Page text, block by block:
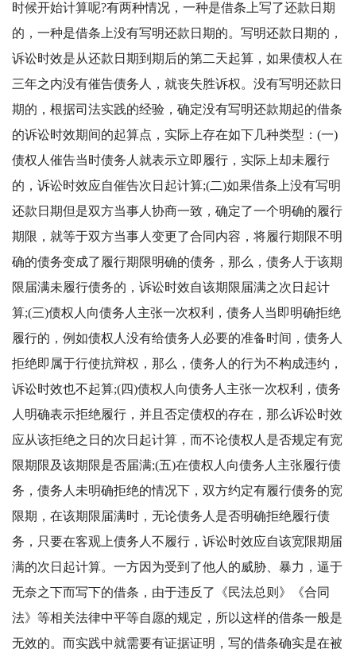
时候开始计算呢?有两种情况，一种是借条上写了还款日期
的，一种是借条上没有写明还款日期的。写明还款日期的，
诉讼时效是从还款日期到期后的第二天起算，如果债权人在
三年之内没有催告债务人，就丧失胜诉权。没有写明还款日
期的，根据司法实践的经验，确定没有写明还款期起的借条
的诉讼时效期间的起算点，实际上存在如下几种类型： (一)
债权人催告当时债务人就表示立即履行，实际上却未履行
的，诉讼时效应自催告次日起计算;(二)如果借条上没有写明
还款日期但是双方当事人协商一致，确定了一个明确的履行
期限，就等于双方当事人变更了合同内容，将履行期限不明
确的债务变成了履行期限明确的债务，那么，债务人于该期
限届满未履行债务的，诉讼时效自该期限届满之次日起计
算;(三)债权人向债务人主张一次权利，债务人当即明确拒绝
履行的，例如债权人没有给债务人必要的准备时间，债务人
拒绝即属于行使抗辩权，那么，债务人的行为不构成违约，
诉讼时效也不起算;(四)债权人向债务人主张一次权利，债务
人明确表示拒绝履行，并且否定债权的存在，那么诉讼时效
应从该拒绝之日的次日起计算，而不论债权人是否规定有宽
限期限及该期限是否届满;(五)在债权人向债务人主张履行债
务，债务人未明确拒绝的情况下，双方约定有履行债务的宽
限期，在该期限届满时，无论债务人是否明确拒绝履行债
务，只要在客观上债务人不履行，诉讼时效应自该宽限期届
满的次日起计算。一方因为受到了他人的威胁、暴力，逼于
无奈之下而写下的借条，由于违反了《民法总则》《合同
法》等相关法律中平等自愿的规定，所以这样的借条一般是
无效的。而实践中就需要有证据证明，写的借条确实是在被